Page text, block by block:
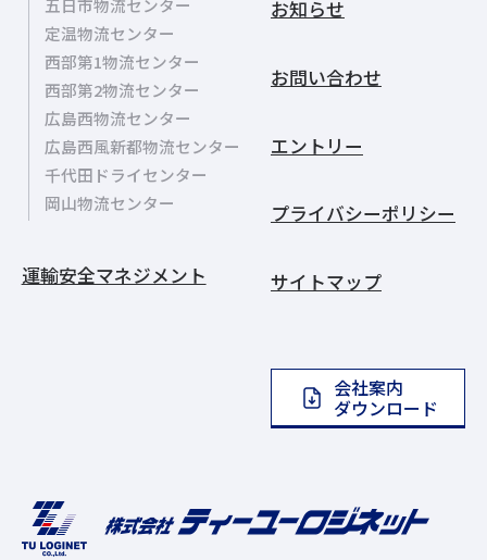
五日市物流センター
定温物流センター
西部第1物流センター
西部第2物流センター
広島西物流センター
広島西風新都物流センター
千代田ドライセンター
岡山物流センター
運輸安全マネジメント
お知らせ
お問い合わせ
エントリー
プライバシーポリシー
サイトマップ
会社案内
ダウンロード